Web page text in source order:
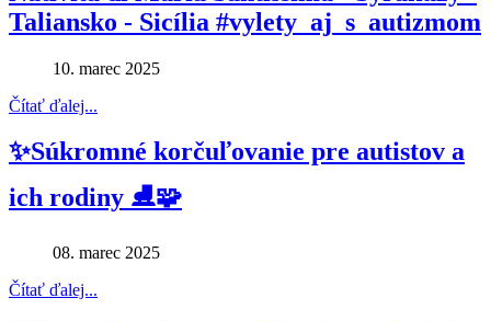
Taliansko - Sicília #vylety_aj_s_autizmom
10. marec 2025
Čítať ďalej...
✨Súkromné korčuľovanie pre autistov a
ich rodiny ⛸🧩
08. marec 2025
Čítať ďalej...